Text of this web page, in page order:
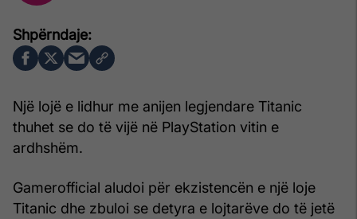
Një lojë e lidhur me anijen legjendare Titanic
thuhet se do të vijë në PlayStation vitin e
ardhshëm.
Gamerofficial aludoi për ekzistencën e një loje
Titanic dhe zbuloi se detyra e lojtarëve do të jetë